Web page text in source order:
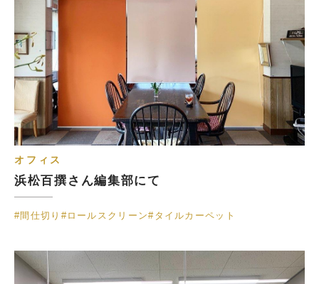
オフィス
浜松百撰さん編集部にて
#間仕切り #ロールスクリーン#タイルカーペット